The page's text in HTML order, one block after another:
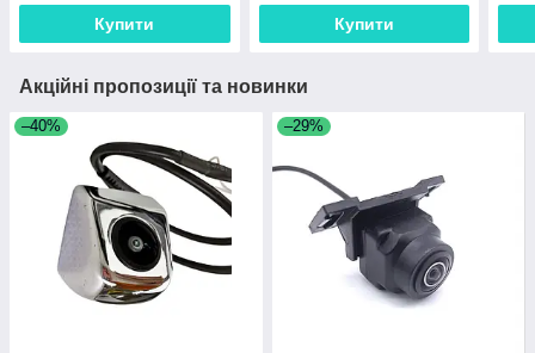
Купити Купити
Акційні пропозиції та новинки
–40% –29%